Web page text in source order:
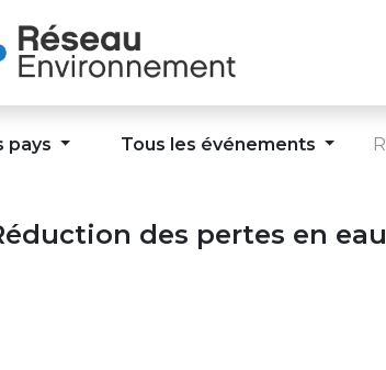
pays Tous les événements
des pertes en eau